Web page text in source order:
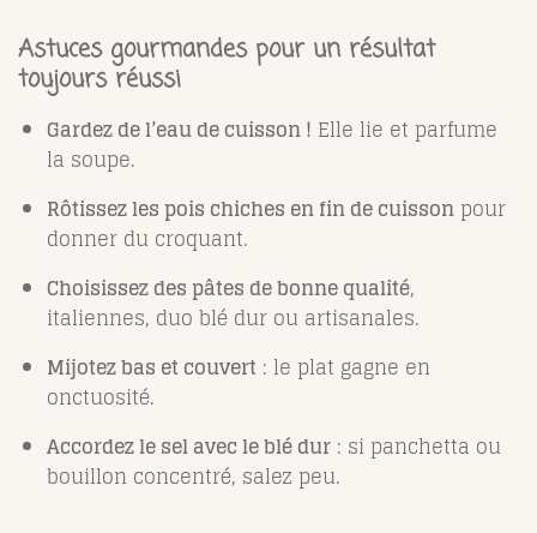
Astuces gourmandes pour un résultat
toujours réussi
Gardez de l’eau de cuisson ! Elle lie et parfume
la soupe.
Rôtissez les pois chiches en fin de cuisson pour
donner du croquant.
Choisissez des pâtes de bonne qualité,
italiennes, duo blé dur ou artisanales.
Mijotez bas et couvert : le plat gagne en
onctuosité.
Accordez le sel avec le blé dur : si panchetta ou
bouillon concentré, salez peu.